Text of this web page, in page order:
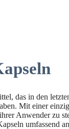
das in den
Mit einer
Anwender zu
umfassend